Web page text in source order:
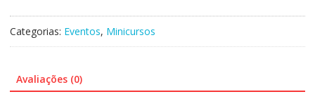
line
Formação
Categorias: Eventos, Minicursos
Avaliações (0)